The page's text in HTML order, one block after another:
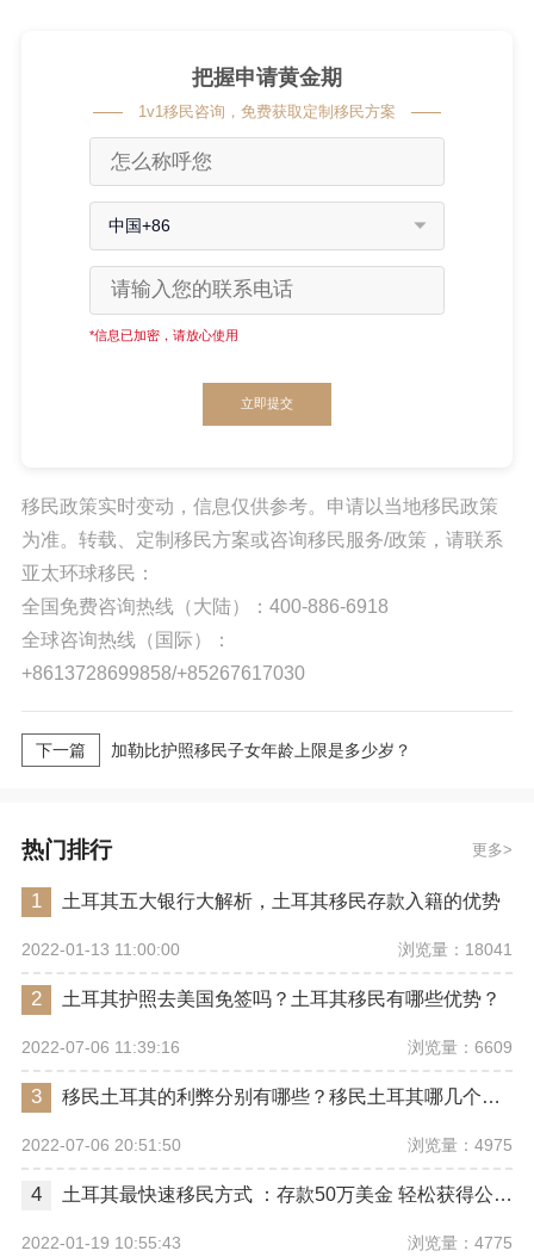
把握申请黄金期
1v1移民咨询，免费获取定制移民方案
中国+86
*信息已加密，请放心使用
立即提交
移民政策实时变动，信息仅供参考。申请以当地移民政策
为准。转载、定制移民方案或咨询移民服务/政策，请联系
亚太环球移民：
全国免费咨询热线（大陆）：400-886-6918
全球咨询热线（国际）：
+8613728699858/+85267617030
下一篇 加勒比护照移民子女年龄上限是多少岁？
热门排行 更多
1 土耳其五大银行大解析，土耳其移民存款入籍的优势
2022-01-13 11:00:00 浏览量：18041
2 土耳其护照去美国免签吗？土耳其移民有哪些优势？
2022-07-06 11:39:16 浏览量：6609
3 移民土耳其的利弊分别有哪些？移民土耳其哪几个城市最受欢迎？
2022-07-06 20:51:50 浏览量：4975
4 土耳其最快速移民方式 ：存款50万美金 轻松获得公民权
2022-01-19 10:55:43 浏览量：4775